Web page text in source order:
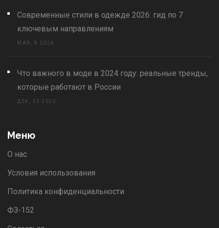
Современные стили в одежде 2026: гид по 7
ключевым направлениям
МАЯ, 8 2026
Что важного в моде в 2024 году: реальные тренды,
которые работают в России
ДЕК, 23 2025
Меню
О нас
Условия использования
Политика конфиденциальности
ФЗ-152